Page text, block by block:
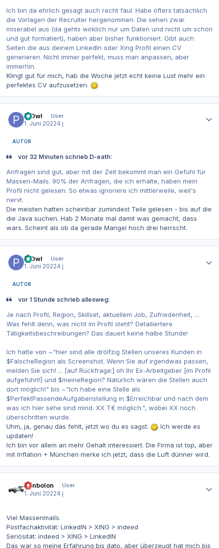
Ich bin da ehrlich gesagt auch recht faul. Habe öfters tatsächlich
die Vorlagen der Recruiter hergenommen. Die sehen zwar
miserabel aus (da gehts wirklich nur um Daten und nicht um schön
und gut formatiert), haben aber bisher funktioniert. Gibt auch
Seiten die aus deinem LinkedIn oder Xing Profil einen CV
generieren. Nicht immer perfekt, muss man anpassen, aber
immerhin.
Klingt gut für mich, hab die Woche jetzt echt keine Lust mehr ein
perfektes CV aufzusetzen.
Pr0wl
User
1. Juni 20224 j
AUTOR
vor 32 Minuten schrieb D-eath:
Anfragen sind gut, aber mit der Zeit bekommt man ein Gefühl für
Massen-Mails. 90% der Anfragen, die ich erhalte, haben mein
Profil nicht gelesen. So etwas ignoriere ich mittlerweile, weil's
nervt.
Die meisten hatten scheinbar zumindest Teile gelesen - bis auf die
die Java suchen. Hab 2 Monate mal damit was gemacht, dass
wars. Scheint als ob da gerade Mangel hoch drei herrscht.
Pr0wl
User
1. Juni 20224 j
AUTOR
vor 1 Stunde schrieb allesweg:
Je nach Profil, Region, Skillset, aktuellem Job, Zufriedenheit, ...
Was fehlt denn, was nicht im Profil steht? Detailiertere
Tätigkeitsbeschreibungen? Das dauert keine halbe Stunde!
Ich hatte von ~"hier sind alle drölfzig Stellen unseres Kunden in
$FalscheRegion als Screenshot. Wenn Sie auf irgendwas passen,
melden Sie sich! ... [auf Rückfrage:] oh Ihr Ex-Arbeitgeber [im Profil
aufgeführt!] und $meineRegion? Natürlich wären die Stellen auch
dort möglich!" bis ~"Ich habe eine Stelle als
$PerfektPassendeAufgabenstellung in $Erreichbar und nach dem
was ich hier sehe sind mind. XX T€ möglich.", wobei XX noch
überschritten wurde.
Uhm, ja, genau das fehlt, jetzt wo du es sagst.
Ich werde es
updaten!
Ich bin vor allem an mehr Gehalt interessiert. Die Firma ist top, aber
mit Inflation + München merke ich jetzt, dass die Luft dünner wird.
Benbolon
User
1. Juni 20224 j
Viel Massenmails.
Postfachaktivität: LinkedIN > XING > indeed
Seriösität: indeed > XING > LinkedIN
Das war so meine Erfahrung bis dato, aber überzeugt hat mich bis